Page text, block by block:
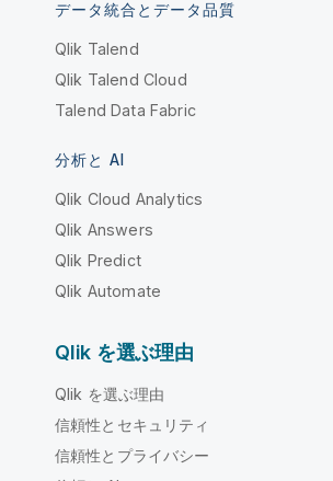
データ統合とデータ品質
Qlik Talend
Qlik Talend Cloud
Talend Data Fabric
分析と AI
Qlik Cloud Analytics
Qlik Answers
Qlik Predict
Qlik Automate
Qlik を選ぶ理由
Qlik を選ぶ理由
信頼性とセキュリティ
信頼性とプライバシー